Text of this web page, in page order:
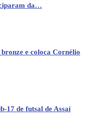
da…
e coloca Cornélio
17 de futsal de Assaí